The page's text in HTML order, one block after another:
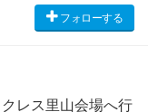
フォローする
レス里山会場へ行